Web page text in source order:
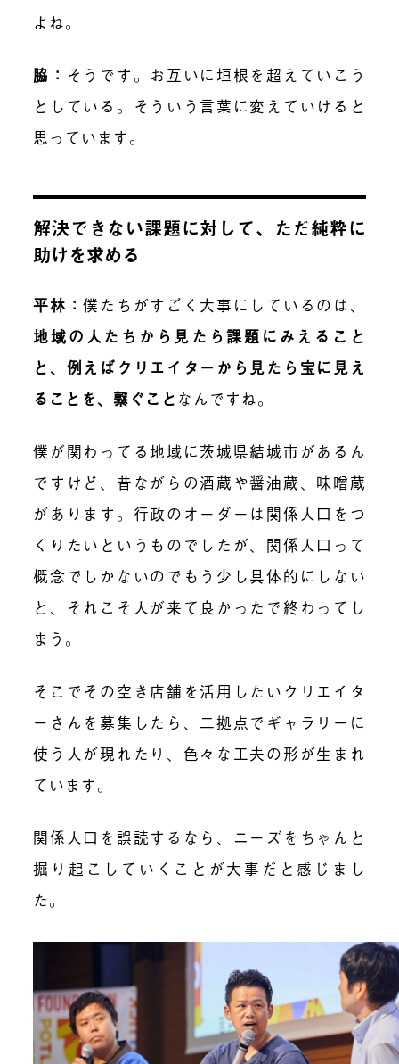
よね。
脇： そうです。お互いに垣根を超えていこう
としている。そういう言葉に変えていけると
思っています。
解決できない課題に対して、ただ純粋に
助けを求める
平林：僕たちがすごく大事にしているのは、
地域の人たちから見たら課題にみえること
と、例えばクリエイターから見たら宝に見え
ることを、繋ぐこと なんですね。
僕が関わってる地域に茨城県結城市があるん
ですけど、昔ながらの酒蔵や醤油蔵、味噌蔵
があります。行政のオーダーは関係人口をつ
くりたいというものでしたが、関係人口って
概念でしかないのでもう少し具体的にしない
と、それこそ人が来て良かったで終わってし
まう。
そこでその空き店舗を活用したいクリエイタ
ーさんを募集したら、二拠点でギャラリーに
使う人が現れたり、色々な工夫の形が生まれ
ています。
関係人口を誤読するなら、ニーズをちゃんと
掘り起こしていくことが大事だと感じまし
た。